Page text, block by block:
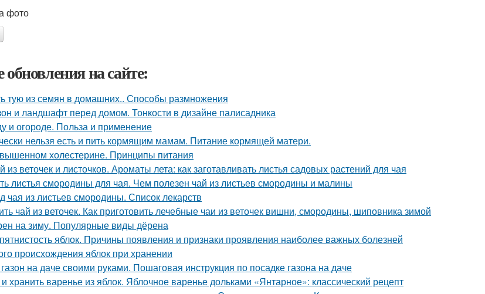
фото
на сайте:
тую из семян в домашних.. Способы размножения
и ландшафт перед домом. Тонкости в дизайне палисадника
и огороде. Польза и применение
нельзя есть и пить кормящим мамам. Питание кормящей матери.
холестерине. Принципы питания
веточек и листочков. Ароматы лета: как заготавливать листья садовых растений для чая
листья смородины для чая. Чем полезен чай из листьев смородины и малины
чая из листьев смородины. Список лекарств
чай из веточек. Как приготовить лечебные чаи из веточек вишни, смородины, шиповника зимой
на зиму. Популярные виды дёрена
яблок. Причины появления и признаки проявления наиболее важных болезней
происхождения яблок при хранении
газон на даче своими руками. Пошаговая инструкция по посадке газона на даче
и хранить варенье из яблок. Яблочное варенье дольками «Янтарное»: классический рецепт